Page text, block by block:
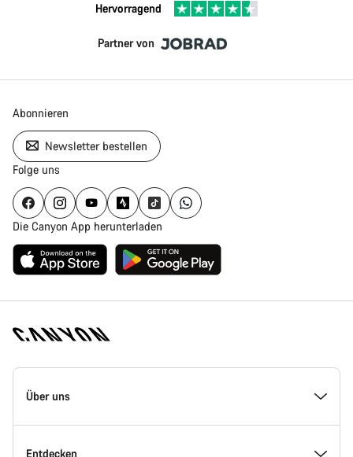
Hervorragend
Partner von
Abonnieren
Newsletter bestellen
Folge uns
Die Canyon App herunterladen
Canyon
Homepage
Über uns
Inside Canyon
Entdecken